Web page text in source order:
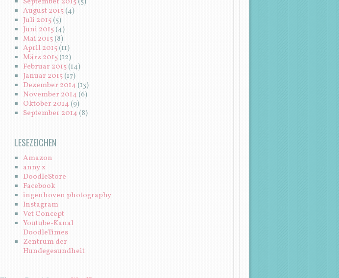
August 2015(4)
Juli 2015(5)
Juni 2015(4)
Mai 2015(8)
April 2015(11)
März 2015(12)
Februar 2015(14)
Januar 2015(17)
Dezember 2014 (13)
November 2014 (6)
Oktober 2014 (9)
September 2014 (8)
LESEZEICHEN
Amazon
anny x
DoodleStore
Facebook
ingenhoven photography
Instagram
Vet Concept
Youtube-Kanal
DoodleTimes
Zentrum der
Hundegesundheit